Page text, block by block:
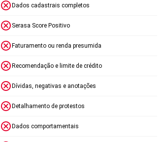
Dados cadastrais completos
Serasa Score Positivo
Faturamento ou renda presumida
Recomendação e limite de crédito
Dívidas, negativas e anotações
Detalhamento de protestos
Dados comportamentais